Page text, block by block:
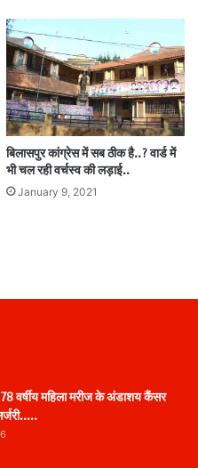
बिलासपुर कांग्रेस में सब ठीक है..? वार्ड में
भी चल रही वर्चस्व की लड़ाई..
January 9, 2021
78 वर्षीय महिला मरीज के अंडाशय कैंसर